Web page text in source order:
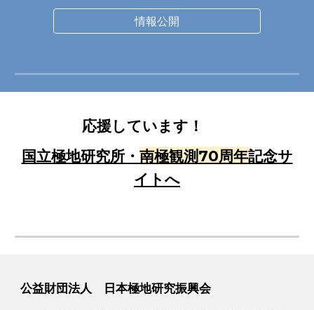
情報公開
応援しています！
国立極地研究所・ 南極観測70周年記念サ
イトへ
公益財団法人 日本極地研究振興会